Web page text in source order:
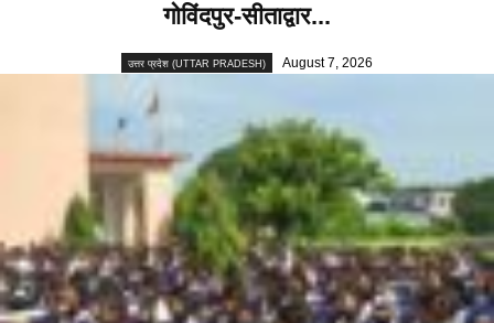
गोविंदपुर-सीताद्वार...
उत्तर प्रदेश (UTTAR PRADESH) August 7, 2026